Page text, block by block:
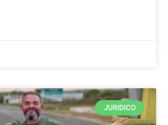
JURIDICO